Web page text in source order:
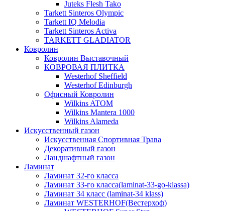
Juteks Flesh Tako
Tarkett Sinteros Olympic
Tarkett IQ Melodia
Tarkett Sinteros Activa
TARKETT GLADIATOR
Ковролин
Ковролин Выставочный
КОВРОВАЯ ПЛИТКА
Westerhof Sheffield
Westerhof Edinburgh
Офисный Ковролин
Wilkins ATOM
Wilkins Mantera 1000
Wilkins Alameda
Искусственный газон
Искусственная Спортивная Трава
Декоративный газон
Ландшафтный газон
Ламинат
Ламинат 32-го класса
Ламинат 33-го класса(laminat-33-go-klassa)
Ламинат 34 класс (laminat-34 klass)
Ламинат WESTERHOF(Вестерхоф)